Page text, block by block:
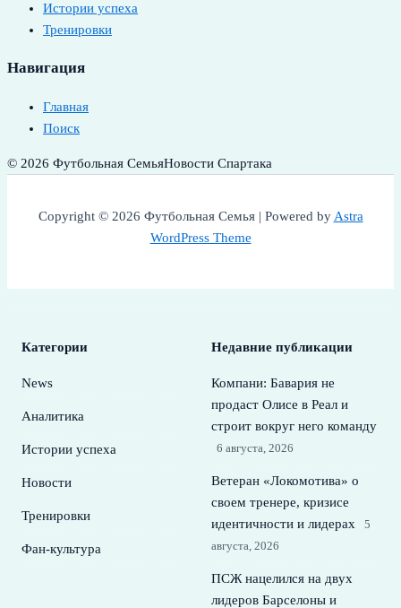
Истории успеха
Тренировки
Навигация
Главная
Поиск
© 2026 Футбольная СемьяНовости Спартака
Copyright © 2026 Футбольная Семья | Powered byAstra
WordPress Theme
Категории
News
Аналитика
Истории успеха
Новости
Тренировки
Фан-культура
Недавние публикации
Компани: Бавария не
продаст Олисе в Реал и
строит вокруг него команду
6 августа, 2026
Ветеран «Локомотива» о
своем тренере, кризисе
идентичности и лидерах
5
августа, 2026
ПСЖ нацелился на двух
лидеров Барселоны и